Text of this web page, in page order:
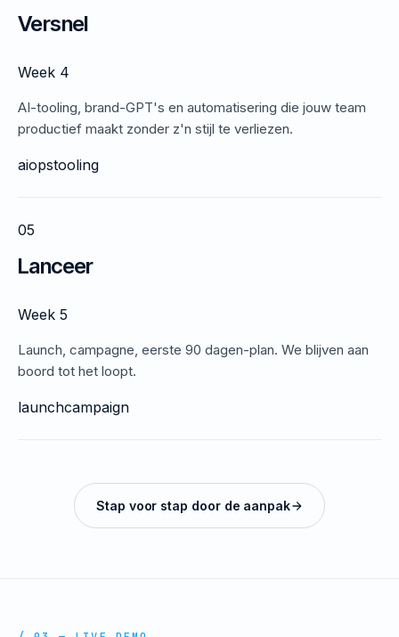
Versnel
Week 4
AI-tooling, brand-GPT's en automatisering die jouw team
productief maakt zonder z'n stijl te verliezen.
aiopstooling
05
Lanceer
Week 5
Launch, campagne, eerste 90 dagen-plan. We blijven aan
boord tot het loopt.
launchcampaign
Stap voor stap door de aanpak